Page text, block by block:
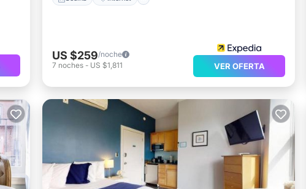
US $259/noche
7 noches - US $1,811 VER OFERTA